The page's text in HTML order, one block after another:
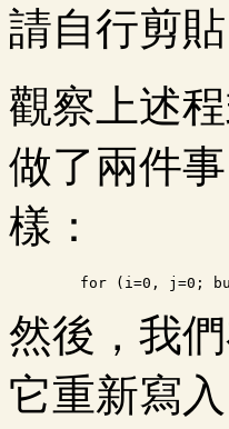
請自行剪貼
觀察上述
做了兩件
樣：
然後，我
它重新寫入